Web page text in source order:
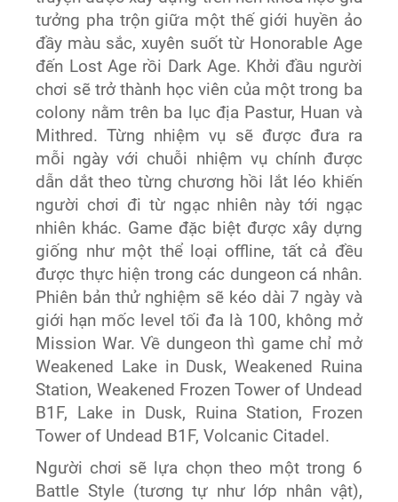
tưởng pha trộn giữa một thế giới huyền ảo
đầy màu sắc, xuyên suốt từ Honorable Age
đến Lost Age rồi Dark Age. Khởi đầu người
chơi sẽ trở thành học viên của một trong ba
colony nằm trên ba lục địa Pastur, Huan và
Mithred. Từng nhiệm vụ sẽ được đưa ra
mỗi ngày với chuỗi nhiệm vụ chính được
dẫn dắt theo từng chương hồi lắt léo khiến
người chơi đi từ ngạc nhiên này tới ngạc
nhiên khác. Game đặc biệt được xây dựng
giống như một thể loại offline, tất cả đều
được thực hiện trong các dungeon cá nhân.
Phiên bản thử nghiệm sẽ kéo dài 7 ngày và
giới hạn mốc level tối đa là 100, không mở
Mission War. Về dungeon thì game chỉ mở
Weakened Lake in Dusk, Weakened Ruina
Station, Weakened Frozen Tower of Undead
B1F, Lake in Dusk, Ruina Station, Frozen
Tower of Undead B1F, Volcanic Citadel.
Người chơi sẽ lựa chọn theo một trong 6
Battle Style (tương tự như lớp nhân vật),